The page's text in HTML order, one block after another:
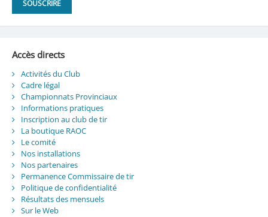
Accès directs
Activités du Club
Cadre légal
Championnats Provinciaux
Informations pratiques
Inscription au club de tir
La boutique RAOC
Le comité
Nos installations
Nos partenaires
Permanence Commissaire de tir
Politique de confidentialité
Résultats des mensuels
Sur le Web